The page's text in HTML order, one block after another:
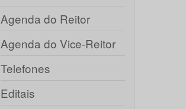
Agenda do Reitor
Agenda do Vice-Reitor
Telefones
Editais